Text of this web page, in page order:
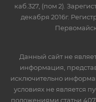
каб.327, (пом 2).
декабря 2016г.
Данный сайт не
информация,
исключительно
условиях не является
положениями статьи